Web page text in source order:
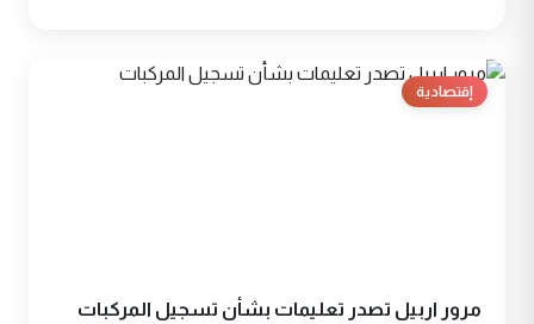
إقتصادية
مرور اربيل تصدر تعليمات بشأن تسجيل المركبات